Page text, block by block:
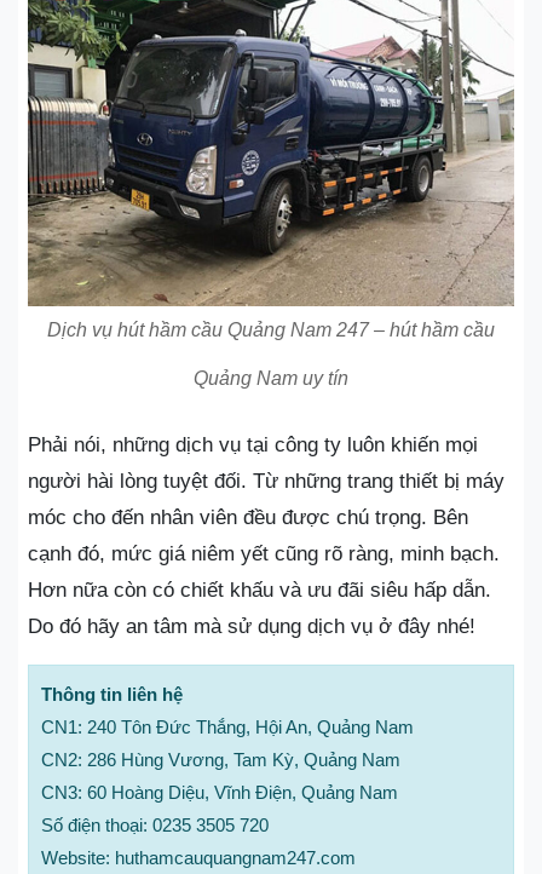
Dịch vụ hút hầm cầu Quảng Nam 247 – hút hầm cầu
Quảng Nam uy tín
Phải nói, những dịch vụ tại công ty luôn khiến mọi
người hài lòng tuyệt đối. Từ những trang thiết bị máy
móc cho đến nhân viên đều được chú trọng. Bên
cạnh đó, mức giá niêm yết cũng rõ ràng, minh bạch.
Hơn nữa còn có chiết khấu và ưu đãi siêu hấp dẫn.
Do đó hãy an tâm mà sử dụng dịch vụ ở đây nhé!
Thông tin liên hệ
CN1: 240 Tôn Đức Thắng, Hội An, Quảng Nam
CN2: 286 Hùng Vương, Tam Kỳ, Quảng Nam
CN3: 60 Hoàng Diệu, Vĩnh Điện, Quảng Nam
Số điện thoại: 0235 3505 720
Website: huthamcauquangnam247.com